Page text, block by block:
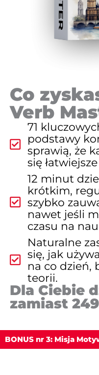
Co
Verb
71
podstawy
sprawią, że
się
12 minut
krótkim,
szybko
nawet jeśli
czasu na
Naturalne
się, jak
na co dzień,
teorii.
Dla Ciebie
zamiast 249
BONUS nr 3: Misja